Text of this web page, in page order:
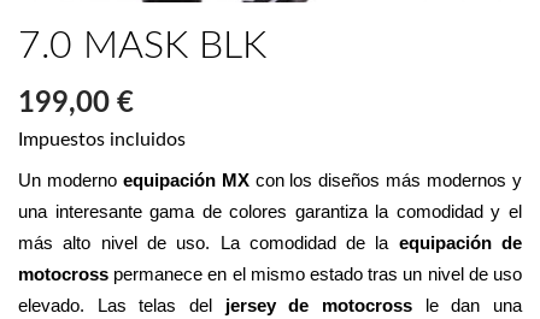
7.0 MASK BLK
199,00 €
Impuestos incluidos
Un moderno equipación MX con los diseños más modernos y
una interesante gama de colores garantiza la comodidad y el
más alto nivel de uso. La comodidad de la equipación de
motocross permanece en el mismo estado tras un nivel de uso
elevado. Las telas del jersey de motocross le dan una